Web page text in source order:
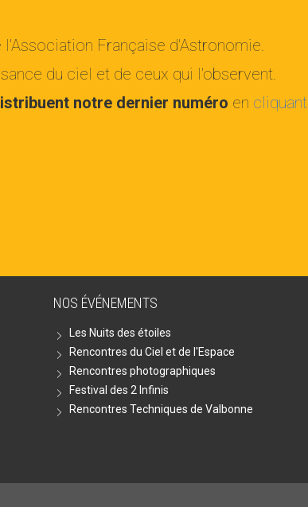
Française d'Astronomie.
du ciel et de ceux qui l'observent.
notre dernier numéro en cliquant
NOS ÉVÉNEMENTS
Les Nuits des étoiles
Rencontres du Ciel et de l'Espace
Rencontres photographiques
Festival des 2 Infinis
Rencontres Techniques de Valbonne